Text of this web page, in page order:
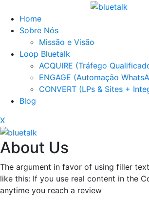
Home
Sobre Nós
Missão e Visão
Loop Bluetalk
ACQUIRE (Tráfego
ENGAGE (Automação
CONVERT (LPs & Sites +
Blog
X
About Us
The argument in favor of using filler
like this: If you use real content in the
anytime you reach a review